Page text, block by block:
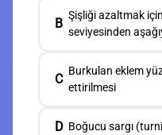
B
Şişliği azaltmak
seviyesinden
C
Burkulan eklem
ettirilmesi
D Boğucu sargı